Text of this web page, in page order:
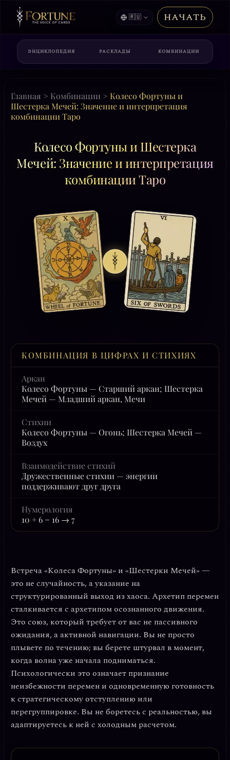
🇷🇺 НАЧАТЬ
ЭНЦИКЛОПЕДИЯ РАСКЛАДЫ КОМБИНАЦИИ
Главная > Комбинации > Колесо Фортуны и
Шестерка Мечей: Значение и интерпретация
комбинации Таро
Колесо Фортуны и Шестерка
Мечей: Значение и интерпретация
комбинации Таро
КОМБИНАЦИЯ В ЦИФРАХ И СТИХИЯХ
Аркан
Колесо Фортуны — Старший аркан; Шестерка
Мечей — Младший аркан, Мечи
Стихии
Колесо Фортуны — Огонь; Шестерка Мечей —
Воздух
Взаимодействие стихий
Дружественные стихии — энергии
поддерживают друг друга
Нумерология
10 + 6 = 16 → 7
Встреча «Колеса Фортуны» и «Шестерки Мечей» —
это не случайность, а указание на
структурированный выход из хаоса. Архетип перемен
сталкивается с архетипом осознанного движения.
Это союз, который требует от вас не пассивного
ожидания, а активной навигации. Вы не просто
плывете по течению; вы берете штурвал в момент,
когда волна уже начала подниматься.
Психологически это означает признание
неизбежности перемен и одновременную готовность
кстратегическому отступлению или
перегруппировке. Вы не боретесь с реальностью, вы
адаптируетесь к ней с холодным расчетом.